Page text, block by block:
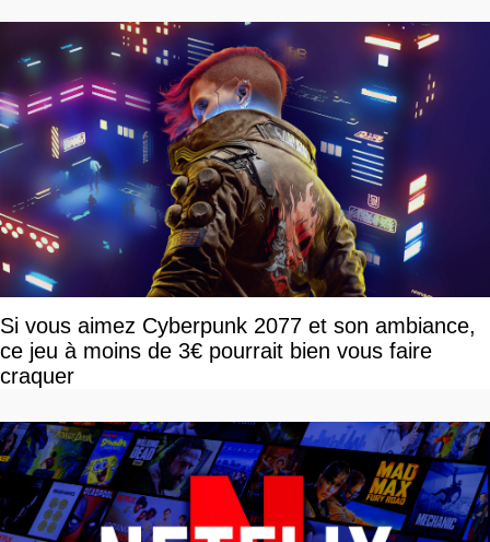
Si vous aimez Cyberpunk 2077 et son ambiance,
ce jeu à moins de 3€ pourrait bien vous faire
craquer